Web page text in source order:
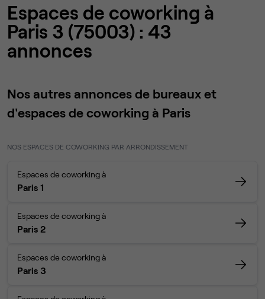
Espaces de coworking à
Paris 3 (75003) : 43
annonces
Nos autres annonces de bureaux et
d'espaces de coworking à Paris
NOS ESPACES DE COWORKING PAR ARRONDISSEMENT
Espaces de coworking à
Paris 1
Espaces de coworking à
Paris 2
Espaces de coworking à
Paris 3